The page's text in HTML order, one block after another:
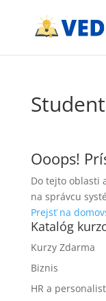
Ooops!
Do tejto oblasti
na správcu
Prejsť na
Katalóg
Kurzy Zdarma
Biznis
HR a